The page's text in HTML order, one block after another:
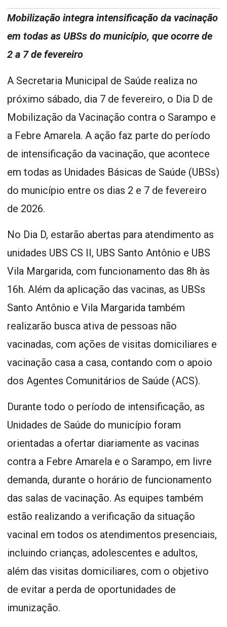
Mobilização integra intensificação da vacinação
em todas as UBSs do município, que ocorre de
2 a 7 de fevereiro
A Secretaria Municipal de Saúde realiza no
próximo sábado, dia 7 de fevereiro, o Dia D de
Mobilização da Vacinação contra o Sarampo e
a Febre Amarela. A ação faz parte do período
de intensificação da vacinação, que acontece
em todas as Unidades Básicas de Saúde (UBSs)
do município entre os dias 2 e 7 de fevereiro
de 2026.
No Dia D, estarão abertas para atendimento as
unidades UBS CS II, UBS Santo Antônio e UBS
Vila Margarida, com funcionamento das 8h às
16h. Além da aplicação das vacinas, as UBSs
Santo Antônio e Vila Margarida também
realizarão busca ativa de pessoas não
vacinadas, com ações de visitas domiciliares e
vacinação casa a casa, contando com o apoio
dos Agentes Comunitários de Saúde (ACS).
Durante todo o período de intensificação, as
Unidades de Saúde do município foram
orientadas a ofertar diariamente as vacinas
contra a Febre Amarela e o Sarampo, em livre
demanda, durante o horário de funcionamento
das salas de vacinação. As equipes também
estão realizando a verificação da situação
vacinal em todos os atendimentos presenciais,
incluindo crianças, adolescentes e adultos,
além das visitas domiciliares, com o objetivo
de evitar a perda de oportunidades de
imunização.